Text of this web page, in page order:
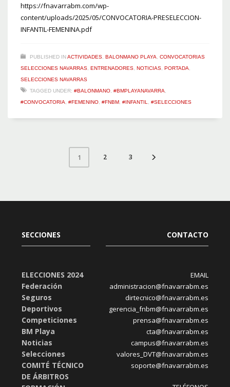
https://fnavarrabm.com/wp-
content/uploads/2025/05/CONVOCATORIA-PRESELECCION-
INFANTIL-FEMENINA.pdf
PUBLISHED INACTIVIDADES BALONMANO PLAYA
CONVOCATORIAS
SELECCIONES NAVARRAS ENTRENADORES NOTICIAS PORTADA
SELECCIONES NAVARRAS
TAGGED UNDER: #BALONMANO #BMPLAYANAVARRA
#CONVOCATORIA
#FEMENINO #FNBM #INFANTIL #SELECCIONES
1 2 3
SECCIONES
ELECCIONES 2024
Federación
Seguros
Deportivos
Competiciones
BM Playa
Noticias
Selecciones
COMITÉ TÉCNICO
DE ÁRBITROS
CONTACTO
EMAIL
administracion@fnavarrabm.es
dirtecnico@fnavarrabm.es
gerencia_fnbm@fnavarrabm.es
prensa@fnavarrabm.es
cta@fnavarrabm.es
campus@fnavarrabm.es
valores_DVT@fnavarrabm.es
soporte@fnavarrabm.es